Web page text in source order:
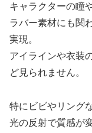
キャラクターの瞳
ラバー素材にも関
実現。
アイラインや衣装
ど見られません。
特にビビやリング
光の反射で質感が